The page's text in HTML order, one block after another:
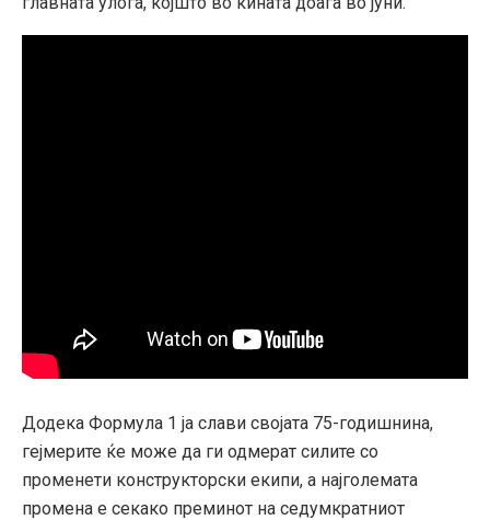
Додека Формула 1 ја слави својата 75-годишнина,
гејмерите ќе може да ги одмерат силите со
променети конструкторски екипи, а најголемата
промена е секако преминот на седумкратниот